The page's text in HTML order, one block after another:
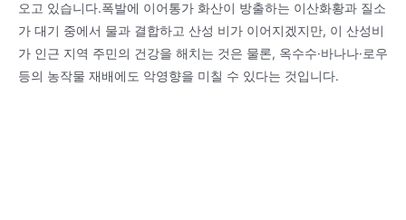
오고 있습니다.폭발에 이어통가 화산이 방출하는 이산화황과 질소
가 대기 중에서 물과 결합하고 산성 비가 이어지겠지만, 이 산성비
가 인근 지역 주민의 건강을 해치는 것은 물론, 옥수수·바나나·로우
등의 농작물 재배에도 악영향을 미칠 수 있다는 것입니다.